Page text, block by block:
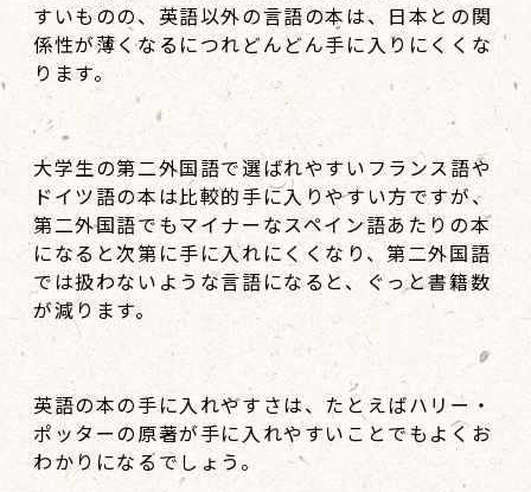
すいものの、英語以外の言語の本は、日本との関
係性が薄くなるにつれどんどん手に入りにくくな
ります。
大学生の第二外国語で選ばれやすいフランス語や
ドイツ語の本は比較的手に入りやすい方ですが、
第二外国語でもマイナーなスペイン語あたりの本
になると次第に手に入れにくくなり、第二外国語
では扱わないような言語になると、ぐっと書籍数
が減ります。
英語の本の手に入れやすさは、たとえばハリー・
ポッターの原著が手に入れやすいことでもよくお
わかりになるでしょう。